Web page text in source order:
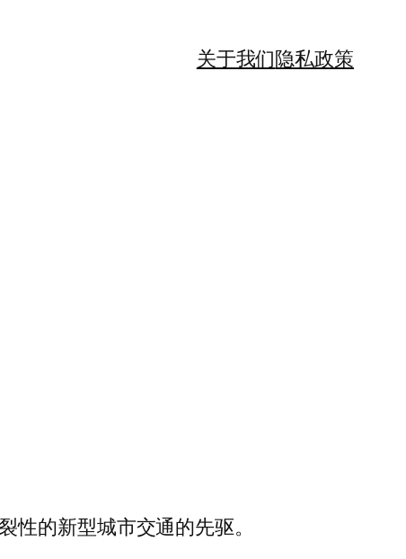
关于我们隐私政策
的新型城市交通的先驱。